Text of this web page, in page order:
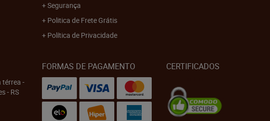
Segurança
Politica de Frete Grátis
Política de Privacidade
térrea -
- RS
FORMAS DE PAGAMENTO CERTIFICADOS